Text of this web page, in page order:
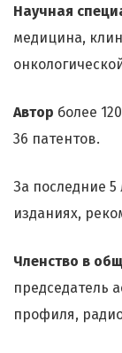
Научная
медицина,
Автор более
36 патентов.
За последние 5
изданиях,
Членство в
председатель
профиля,